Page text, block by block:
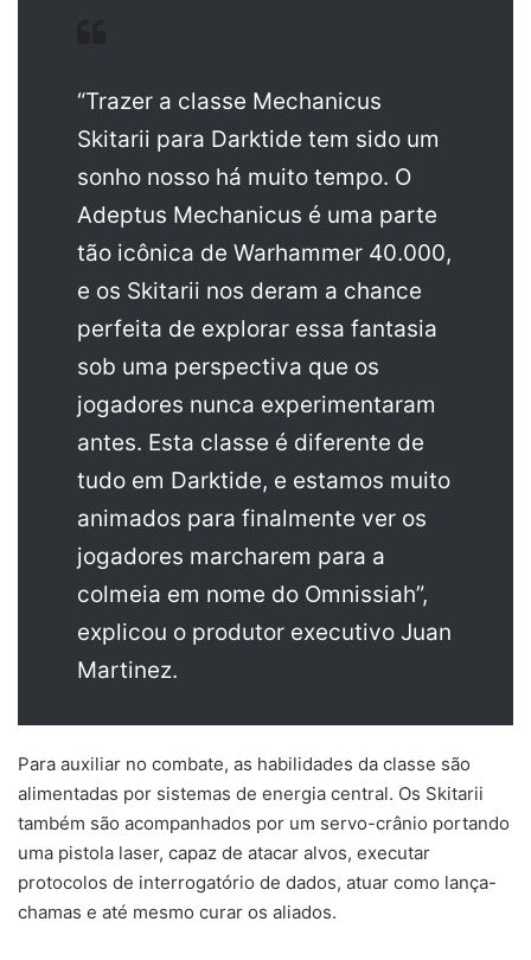
“Trazer a classe Mechanicus
Skitarii para Darktide tem sido um
sonho nosso há muito tempo. O
Adeptus Mechanicus é uma parte
tão icônica de Warhammer 40.000,
e os Skitarii nos deram a chance
perfeita de explorar essa fantasia
sob uma perspectiva que os
jogadores nunca experimentaram
antes. Esta classe é diferente de
tudo em Darktide, e estamos muito
animados para finalmente ver os
jogadores marcharem para a
colmeia em nome do Omnissiah”,
explicou o produtor executivo Juan
Martinez.
Para auxiliar no combate, as habilidades da classe são
alimentadas por sistemas de energia central. Os Skitarii
também são acompanhados por um servo-crânio portando
uma pistola laser, capaz de atacar alvos, executar
protocolos de interrogatório de dados, atuar como lança-
chamas e até mesmo curar os aliados.